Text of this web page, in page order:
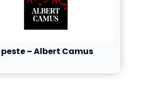
peste – Albert Camus